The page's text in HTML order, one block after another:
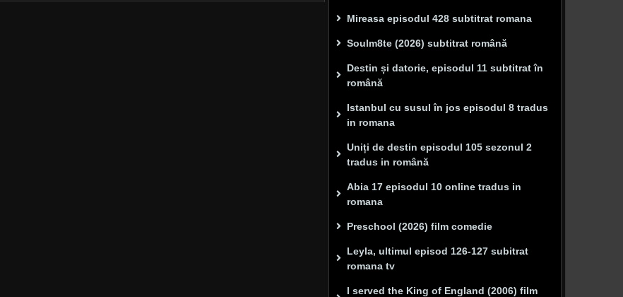
Mireasa episodul 428 subtitrat romana
Soulm8te (2026) subtitrat română
Destin și datorie, episodul 11 subtitrat în
română
Istanbul cu susul în jos episodul 8 tradus
in romana
Uniți de destin episodul 105 sezonul 2
tradus in română
Abia 17 episodul 10 online tradus in
romana
Preschool (2026) film comedie
Leyla, ultimul episod 126-127 subitrat
romana tv
I served the King of England (2006) film